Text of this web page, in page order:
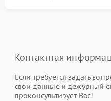
Контактная
Если требуется задать
свои данные и дежурный
проконсультирует Вас!